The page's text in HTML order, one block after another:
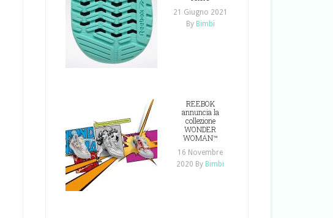
21 Giugno 2021
By Bimbi
REEBOK
annuncia la
collezione
WONDER
WOMAN™
16 Novembre
2020 By Bimbi